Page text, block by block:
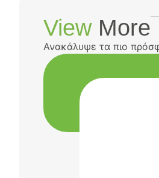
View More
Ανακάλυψε τα πιο